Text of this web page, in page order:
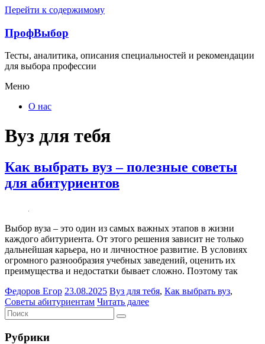
Перейти к содержимому
ПрофВыбор
Тесты, аналитика, описания специальностей и рекомендации
для выбора профессии
Меню
О нас
Вуз для тебя
Как выбрать вуз – полезные советы
для абитуриентов
Выбор вуза – это один из самых важных этапов в жизни
каждого абитуриента. От этого решения зависит не только
дальнейшая карьера, но и личностное развитие. В условиях
огромного разнообразия учебных заведений, оценить их
преимущества и недостатки бывает сложно. Поэтому так
Федоров Егор 23.08.2025 Вуз для тебя, Как выбрать вуз,
Советы абитуриентам Читать далее
Рубрики